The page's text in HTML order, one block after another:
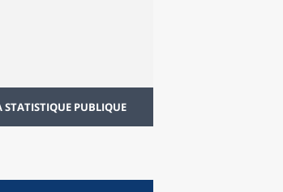
STATISTIQUE PUBLIQUE